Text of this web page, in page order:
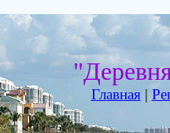
Главная|